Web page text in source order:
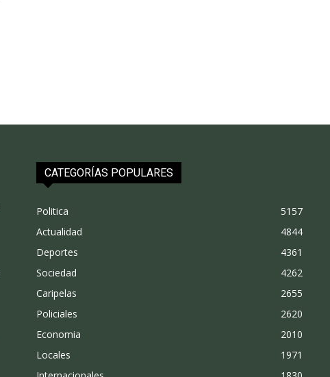
CATEGORÍAS POPULARES
Politica
5157
Actualidad
4844
Deportes
4361
Sociedad
4262
Caripelas
2655
Policiales
2620
Economia
2010
Locales
1971